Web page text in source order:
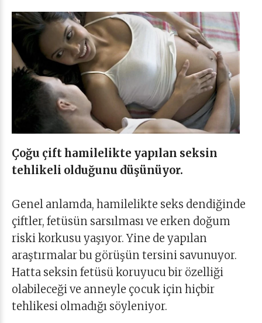
Çoğu çift hamilelikte yapılan seksin
tehlikeli olduğunu düşünüyor.
Genel anlamda, hamilelikte seks dendiğinde
çiftler, fetüsün sarsılması ve erken doğum
riski korkusu yaşıyor. Yine de yapılan
araştırmalar bu görüşün tersini savunuyor.
Hatta seksin fetüsü koruyucu bir özelliği
olabileceği ve anneyle çocuk için hiçbir
tehlikesi olmadığı söyleniyor.